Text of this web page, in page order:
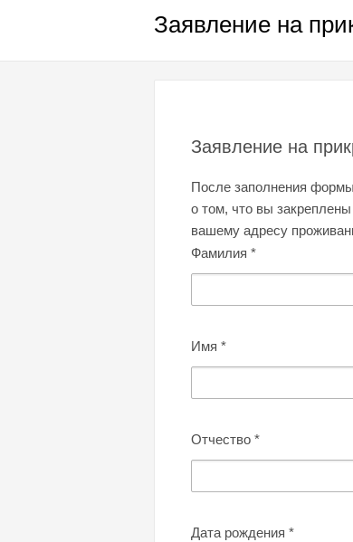
Заявление на
Заявление на
После заполнения
о том, что вы
вашему адресу
Фамилия *
Имя *
Отчество *
Дата рождения *